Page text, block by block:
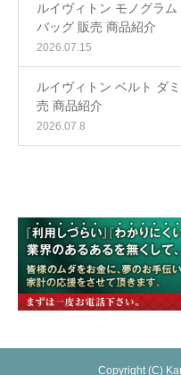
ルイヴィトン モノグラ
バッグ 販売 商品紹介
2026.07.15
ルイヴィトン ベルト ダ
売 商品紹介
2026.07.8
Copyright (C)